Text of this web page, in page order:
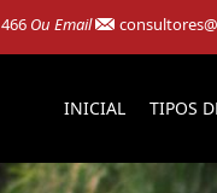
Ou Email
INICIAL TIPOS